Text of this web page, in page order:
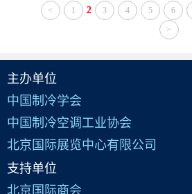
< 1 2 3 4 5 6
>
主办单位
中国制冷学会
中国制冷空调工业协会
北京国际展览中心有限公司
支持单位
北京国际商会